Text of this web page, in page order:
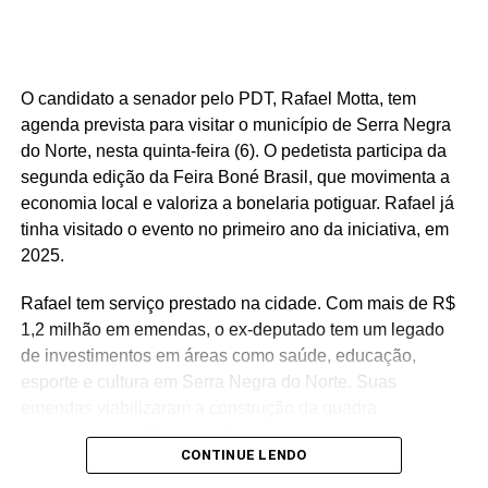
das famílias e reduzindo a necessidade de acesso ao
benefício.
Especialistas que analisaram os dados também atribuem
esse resultado ao trabalho desenvolvido pela política
municipal de assistência social. Na avaliação deles, a
atuação da gestão da Secretaria Municipal de Trabalho,
Habitação e Assistência Social, comandada pela
secretária Suzete Pereira, tem contribuído para fortalecer
ações de inclusão social, qualificação e
acompanhamento das famílias, favorecendo a autonomia
financeira e reduzindo a dependência de programas de
O estudo também aponta que outros municípios da região
do Seridó, como Ouro Branco, Cruzeta, Jardim do Seridó
O candidato a senador pelo PDT, Rafael Motta, tem
agenda prevista para visitar o município de Serra Negra
do Norte, nesta quinta-feira (6). O pedetista participa da
segunda edição da Feira Boné Brasil, que movimenta a
economia local e valoriza a bonelaria potiguar. Rafael já
tinha visitado o evento no primeiro ano da iniciativa, em
2025.
Rafael tem serviço prestado na cidade. Com mais de R$
1,2 milhão em emendas, o ex-deputado tem um legado
de investimentos em áreas como saúde, educação,
esporte e cultura em Serra Negra do Norte. Suas
poliesportiva da Praça de Eventos, além de recursos para
a reforma da Casa de Cultura, aquisição de mobiliário
CONTINUE LENDO